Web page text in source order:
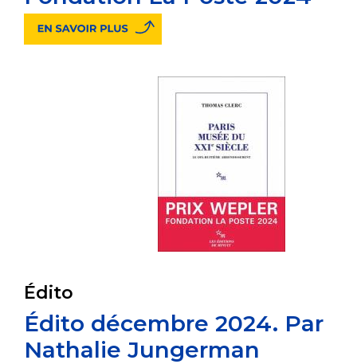
Édito
Édito décembre 2024. Par
Nathalie Jungerman